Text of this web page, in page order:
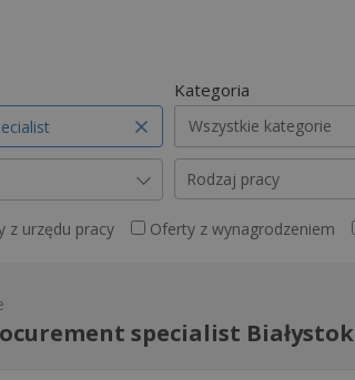
Kategoria
Wszystkie kategorie
Rodzaj pracy
z urzędu pracy Oferty z wynagrodzeniem
specialist Białystok